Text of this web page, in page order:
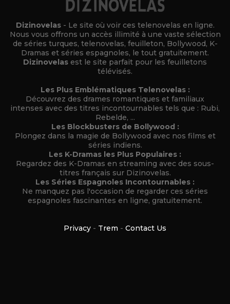
Dizinovelas - Le site où voir ces telenovelas en ligne.
Nous vous offrons un accès illimité à une vaste sélection
de séries turques, telenovelas, feuilleton, Bollywood, K-
Dramas et séries espagnoles, le tout gratuitement.
Dizinovelas est le site parfait pour les feuilletons
télévisés.
Les Plus Emblématiques Telenovelas :
Découvrez des drames romantiques et familiaux
intenses avec des titres incontournables tels que : Rubi,
Rebelde, ...
Les Blockbusters de Bollywood :
Plongez dans la magie de Bollywood avec nos films et
séries indiens.
Les K-Dramas les Plus Populaires :
Regardez des K-Dramas en streaming avec des sous-
titres français sur Dizinovelas.
Les Séries Espagnoles Incontournables :
Ne manquez pas l'occasion de regarder ces séries
espagnoles fascinantes en ligne, gratuitement.
Privacy - Trem - Contact Us